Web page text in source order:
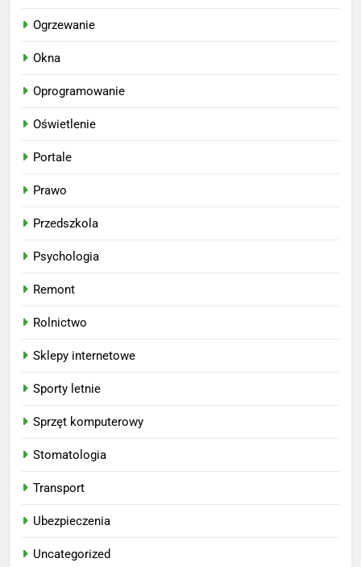
Ogrzewanie
Okna
Oprogramowanie
Oświetlenie
Portale
Prawo
Przedszkola
Psychologia
Remont
Rolnictwo
Sklepy internetowe
Sporty letnie
Sprzęt komputerowy
Stomatologia
Transport
Ubezpieczenia
Uncategorized